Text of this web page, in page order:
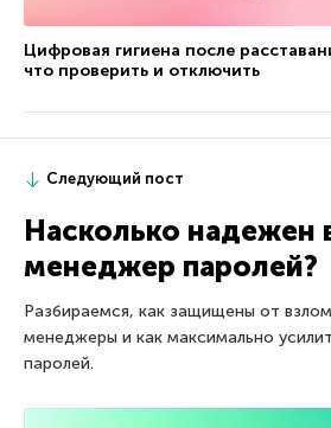
Цифровая гигиена после
что проверить и отключить
Следующий пост
Насколько надежен
менеджер паролей?
Разбираемся, как защищены от
менеджеры и как максимально
паролей.